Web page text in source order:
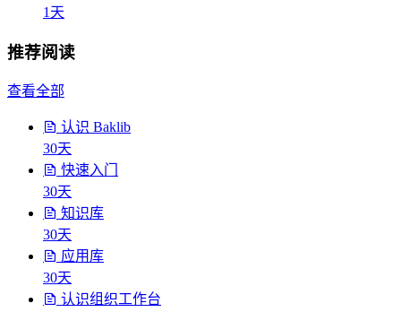
1天
推荐阅读
查看全部
认识 Baklib
30天
快速入门
30天
知识库
30天
应用库
30天
认识组织工作台